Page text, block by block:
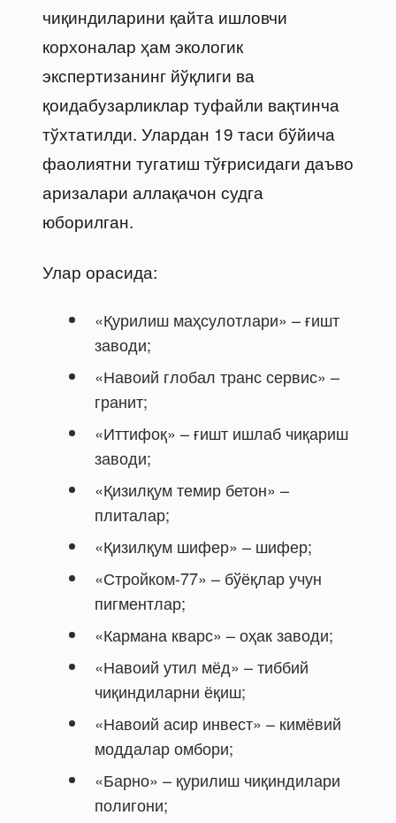
чиқиндиларини қайта ишловчи
корхоналар ҳам экологик
экспертизанинг йўқлиги ва
қоидабузарликлар туфайли вақтинча
тўхтатилди. Улардан 19 таси бўйича
фаолиятни тугатиш тўғрисидаги даъво
аризалари аллақачон судга
юборилган.
Улар орасида:
«Қурилиш маҳсулотлари» – ғишт
заводи;
«Навоий глобал транс сервис» –
гранит;
«Иттифоқ» – ғишт ишлаб чиқариш
заводи;
«Қизилқум темир бетон» –
плиталар;
«Қизилқум шифер» – шифер;
«Стройком-77» – бўёқлар учун
пигментлар;
«Кармана кварс» – оҳак заводи;
«Навоий утил мёд» – тиббий
чиқиндиларни ёқиш;
«Навоий асир инвест» – кимёвий
моддалар омбори;
«Барно» – қурилиш чиқиндилари
полигони;